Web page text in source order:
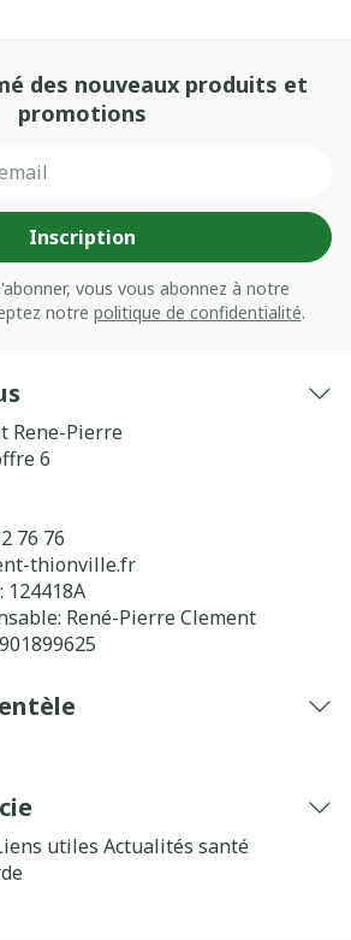
des nouveaux produits et
promotions
Inscription
vous vous abonnez à notre
notre politique de confidentialité.
Rene-Pierre
6
76 76
thionville.fr
124418A
René-Pierre Clement
utiles Actualités santé